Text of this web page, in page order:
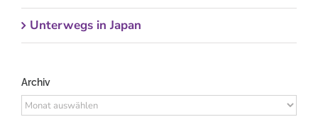
Unterwegs in Japan
Archiv
Archiv